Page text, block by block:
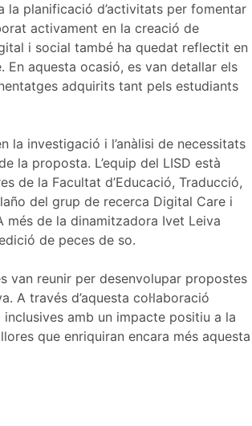
la planificació d’activitats per fomentar
activament en la creació de
i social també ha quedat reflectit en
En aquesta ocasió, es van detallar els
adquirits tant pels estudiants
la investigació i l’anàlisi de necessitats
la proposta. L’equip del LISD està
de la Facultat d’Educació, Traducció,
del grup de recerca Digital Care i
més de la dinamitzadora Ivet Leiva
de peces de so.
van reunir per desenvolupar propostes
A través d’aquesta col·laboració
amb un impacte positiu a la
que enriquiran encara més aquesta